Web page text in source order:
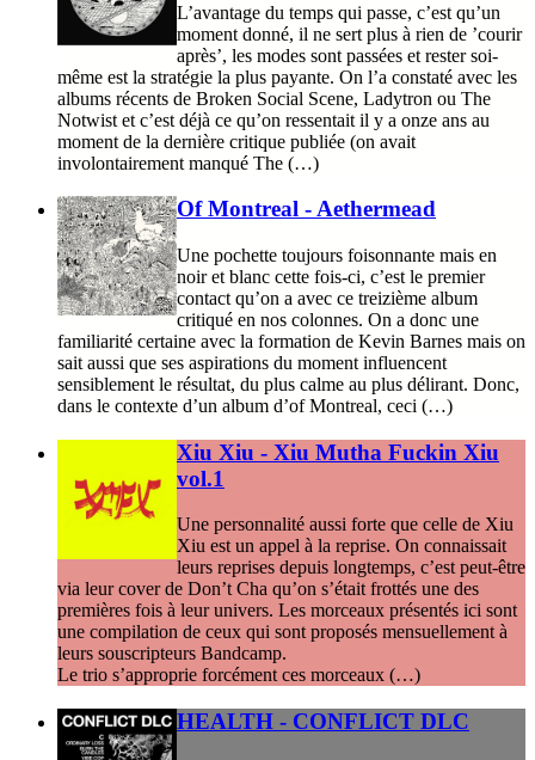
L’avantage du temps qui passe, c’est qu’un
moment donné, il ne sert plus à rien de ’courir
après’, les modes sont passées et rester soi-
même est la stratégie la plus payante. On l’a constaté avec les
albums récents de Broken Social Scene, Ladytron ou The
Notwist et c’est déjà ce qu’on ressentait il y a onze ans au
moment de la dernière critique publiée (on avait
involontairement manqué The (…)
Of Montreal - Aethermead
Une pochette toujours foisonnante mais en
noir et blanc cette fois-ci, c’est le premier
contact qu’on a avec ce treizième album
critiqué en nos colonnes. On a donc une
familiarité certaine avec la formation de Kevin Barnes mais on
sait aussi que ses aspirations du moment influencent
sensiblement le résultat, du plus calme au plus délirant. Donc,
dans le contexte d’un album d’of Montreal, ceci (…)
Xiu Xiu - Xiu Mutha Fuckin Xiu
vol.1
Une personnalité aussi forte que celle de Xiu
Xiu est un appel à la reprise. On connaissait
leurs reprises depuis longtemps, c’est peut-être
via leur cover de Don’t Cha qu’on s’était frottés une des
premières fois à leur univers. Les morceaux présentés ici sont
une compilation de ceux qui sont proposés mensuellement à
leurs souscripteurs Bandcamp.
Le trio s’approprie forcément ces morceaux (…)
HEALTH - CONFLICT DLC